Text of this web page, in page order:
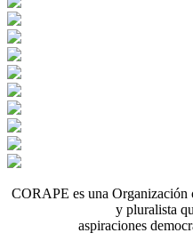
CORAPE es una Organización
y pluralista
aspiraciones